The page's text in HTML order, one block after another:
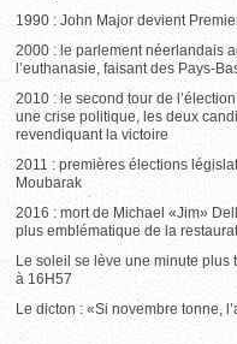
1990 : John Major devient
2000 : le parlement néerlandais
l’euthanasie, faisant des Pays-
2010 : le second tour de
une crise politique, les deux
revendiquant la victoire
2011 : premières élections
Moubarak
2016 : mort de Michael «Jim»
plus emblématique de la
Le soleil se lève une minute plus
à 16H57
Le dicton : «Si novembre tonne,